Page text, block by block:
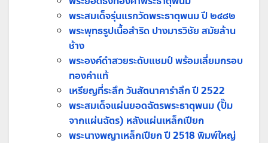
พระสมเด็จรุ่นแรกวัดพระธาตุพนม ปี ๒๔๘๒
พระพุทธรูปเนื้อสำริด ปางมารวิชัย สมัยล้าน
ช้าง
พระองค์ดำสวยระดับแชมป์ พร้อมเลี่ยมกรอบ
ทองคำแท้
เหรียญที่ระลึก วันสัตนาคารำลึก ปี 2522
พระสมเด็จแผ่นยอดฉัตรพระธาตุพนม (ปั๊ม
จากแผ่นฉัตร) หลังแผ่นเหล็กเปียก
พระนางพญาเหล็กเปียก ปี 2518 พิมพ์ใหญ่